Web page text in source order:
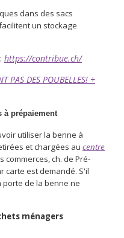
dans des sacs
un stockage
https://contribue.ch/
PAS DES POUBELLES! +
à prépaiement
utiliser la benne à
et chargées au centre
commerces, ch. de Pré-
carte est demandé. S'il
porte de la benne ne
ménagers